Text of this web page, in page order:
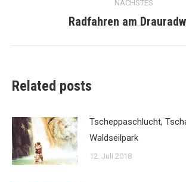
NÄCHSTES
Nächster
Radfahren am
Related posts
Tscheppaschlucht,
Waldseilpark
12. Juli 2018